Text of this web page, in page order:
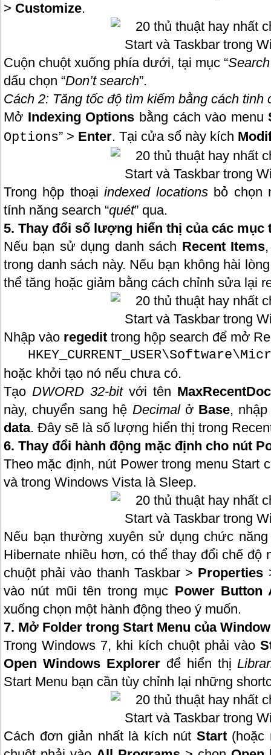
> Customize.
Cuộn chuột xuống phía dưới, tại mục “
dấu chọn “Don’t search”.
Cách 2: Tăng tốc độ tìm kiếm bằng cách tinh
Mở Indexing Options bằng cách vào menu
Options” > Enter. Tại cửa sổ này kích
Trong hộp thoạiindexed locationsbỏ chọn
tính năng search “quét” qua.
5. Thay đổi số lượng hiển thị của các mục
Nếu bạn sử dụng danh sách Recent Items
trong danh sách này. Nếu bạn không hài
thể tăng hoặc giảm bằng cách chỉnh sửa lại
Nhập vào regedit trong hộp search để mở
hoặc khởi tạo nó nếu chưa có.
Tạo DWORD 32-bit với tên
này, chuyển sang hệ Decimal ở Base,
data. Đây sẽ là số lượng hiển thị trong
6. Thay đổi hành động mặc định cho nút
Theo mặc định, nút Power trong menu Start
và trong Windows Vista là Sleep.
Nếu bạn thường xuyên sử dụng chức
Hibernate nhiều hơn, có thể thay đổi chế độ
chuột phải vào thanh Taskbar > Properties
vào nút mũi tên trong mục Power Button
xuống chọn một hành động theo ý muốn.
7. Mở Folder trong Start Menu của
Trong Windows 7, khi kích chuột phải vào
Open Windows Explorerđể hiển thị
Start Menu bạn cần tùy chỉnh lại những
Cách đơn giản nhất là kích nút Start